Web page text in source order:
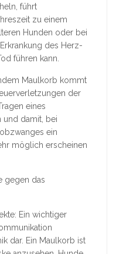
führt
zu einem
Hunden oder bei
des Herz-
führen kann.
Maulkorb kommt
der
eines
und damit, bei
ein
möglich erscheinen
gegen das
Ein wichtiger
dar. Ein Maulkorb ist